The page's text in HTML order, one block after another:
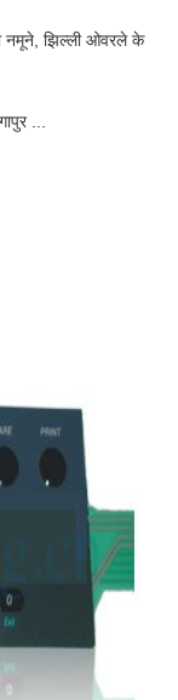
नमूने, झिल्ली ओवरले के
...